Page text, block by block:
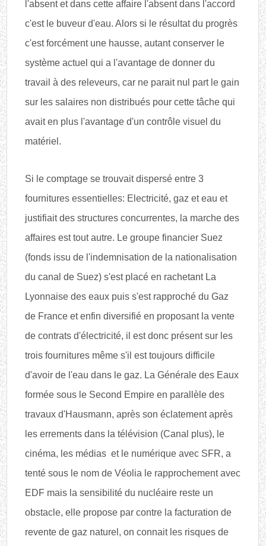
l'absent et dans cette affaire l'absent dans l'accord
c'est le buveur d'eau. Alors si le résultat du progrès
c'est forcément une hausse, autant conserver le
système actuel qui a l'avantage de donner du
travail à des releveurs, car ne parait nul part le gain
sur les salaires non distribués pour cette tâche qui
avait en plus l'avantage d'un contrôle visuel du
matériel.
Si le comptage se trouvait dispersé entre 3
fournitures essentielles: Electricité, gaz et eau et
justifiait des structures concurrentes, la marche des
affaires est tout autre. Le groupe financier Suez
(fonds issu de l'indemnisation de la nationalisation
du canal de Suez) s'est placé en rachetant La
Lyonnaise des eaux puis s'est rapproché du Gaz
de France et enfin diversifié en proposant la vente
de contrats d'électricité, il est donc présent sur les
trois fournitures même s'il est toujours difficile
d'avoir de l'eau dans le gaz. La Générale des Eaux
formée sous le Second Empire en parallèle des
travaux d'Hausmann, après son éclatement après
les errements dans la télévision (Canal plus), le
cinéma, les médias et le numérique avec SFR, a
tenté sous le nom de Véolia le rapprochement avec
EDF mais la sensibilité du nucléaire reste un
obstacle, elle propose par contre la facturation de
revente de gaz naturel, on connait les risques de